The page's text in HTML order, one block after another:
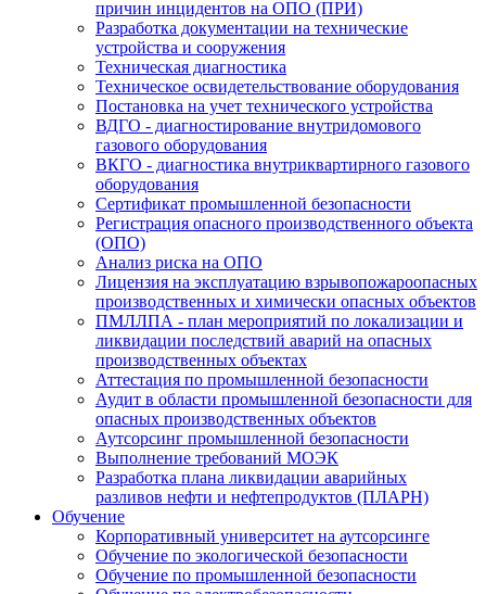
причин инцидентов на ОПО (ПРИ)
Разработка документации на технические
устройства и сооружения
Техническая диагностика
Техническое освидетельствование оборудования
Постановка на учет технического устройства
ВДГО - диагностирование внутридомового
газового оборудования
ВКГО - диагностика внутриквартирного газового
оборудования
Сертификат промышленной безопасности
Регистрация опасного производственного объекта
(ОПО)
Анализ риска на ОПО
Лицензия на эксплуатацию взрывопожароопасных
производственных и химически опасных объектов
ПМЛЛПА - план мероприятий по локализации и
ликвидации последствий аварий на опасных
производственных объектах
Аттестация по промышленной безопасности
Аудит в области промышленной безопасности для
опасных производственных объектов
Аутсорсинг промышленной безопасности
Выполнение требований МОЭК
Разработка плана ликвидации аварийных
разливов нефти и нефтепродуктов (ПЛАРН)
Обучение
Корпоративный университет на аутсорсинге
Обучение по экологической безопасности
Обучение по промышленной безопасности